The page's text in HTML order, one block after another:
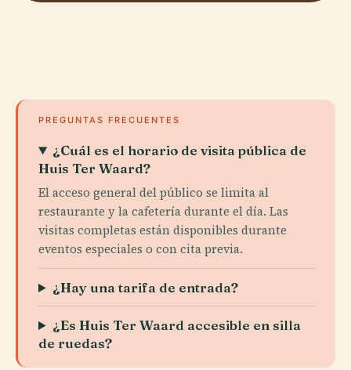
PREGUNTAS FRECUENTES
¿Cuál es el horario de visita pública de
Huis Ter Waard?
El acceso general del público se limita al
restaurante y la cafetería durante el día. Las
visitas completas están disponibles durante
eventos especiales o con cita previa.
¿Hay una tarifa de entrada?
¿Es Huis Ter Waard accesible en silla
de ruedas?